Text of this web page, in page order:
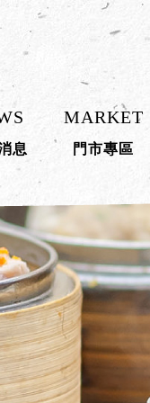
息
MARKET
門市專區